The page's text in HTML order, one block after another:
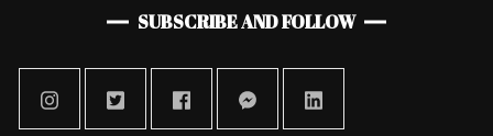
SUBSCRIBE AND FOLLOW